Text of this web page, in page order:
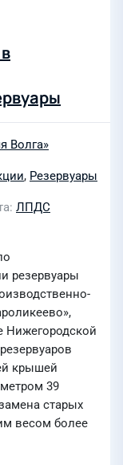
Волга»
, Резервуары
ЛПДС
резервуары
Нижегородской
крышей
39
старых
весом более